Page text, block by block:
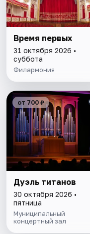
Время первых
31 октября 2026 •
суббота
Филармония
от 700 ₽
Дуэль титанов
30 октября 2026 •
пятница
Муниципальный
концертный зал